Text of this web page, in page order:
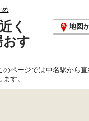
め
く
おす
地図
ページでは中名駅から
す。